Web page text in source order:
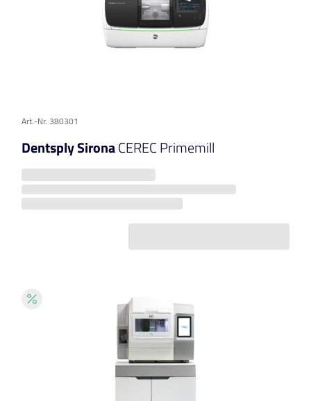
Art.-Nr. 380301
Dentsply SironaCEREC Primemill